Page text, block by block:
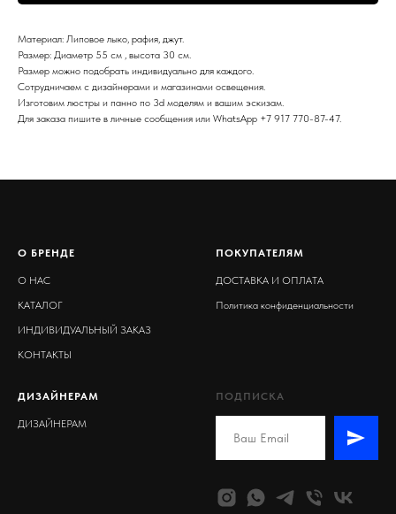
Материал: Липовое лыко, ⁠рафия, ⁠джут.
Размер: Диаметр 55 см , высота 30 см.
Размер можно подобрать индивидуально для каждого.
Сотрудничаем с дизайнерами и магазинами освещения.
Изготовим люстры и панно по 3d моделям и вашим эскизам.
Для заказа пишите в личные сообщения или WhatsApp +7 917 770-87-47.
О БРЕНДЕ
О НАС
КАТАЛОГ
ИНДИВИДУАЛЬНЫЙ ЗАКАЗ
КОНТАКТЫ
ПОКУПАТЕЛЯМ
ДОСТАВКА И ОПЛАТА
Политика конфиденциальности
ДИЗАЙНЕРАМ
ДИЗАЙНЕРАМ
ПОДПИСКА